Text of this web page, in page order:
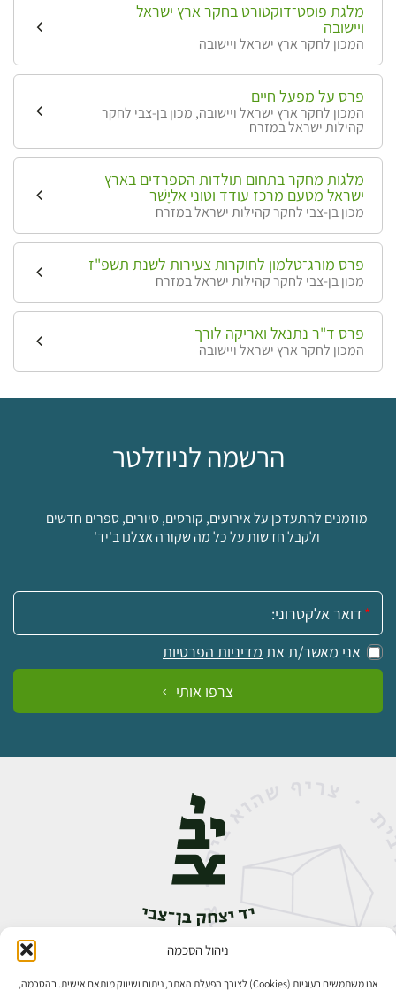
ניהול הסכמה
אנו משתמשים בעוגיות (Cookies) לצורך הפעלת האתר, ניתוח ושיווק מותאם אישית. בהסכמה,
מלגת פוסט־דוקטורט בחקר ארץ ישראל
ויישובה
המכון לחקר ארץ ישראל ויישובה
פרס על מפעל חיים
המכון לחקר ארץ ישראל ויישובה, מכון בן-צבי לחקר
קהילות ישראל במזרח
מלגות מחקר בתחום תולדות הספרדים בארץ
ישראל מטעם מרכז עודד וטוני אליָשׁר
מכון בן-צבי לחקר קהילות ישראל במזרח
פרס מורג־טלמון לחוקרות צעירות לשנת תשפ"ז
מכון בן-צבי לחקר קהילות ישראל במזרח
פרס ד"ר נתנאל ואריקה לורך
המכון לחקר ארץ ישראל ויישובה
הרשמה לניוזלטר
מוזמנים להתעדכן על אירועים, קורסים, סיורים, ספרים חדשים
ולקבל חדשות על כל מה שקורה אצלנו ב'יד'
אימייל:
אני מאשר/ת את מדיניות הפרטיות
צרפו אותי
אבן גבירול 14, רחביה, ירושלים